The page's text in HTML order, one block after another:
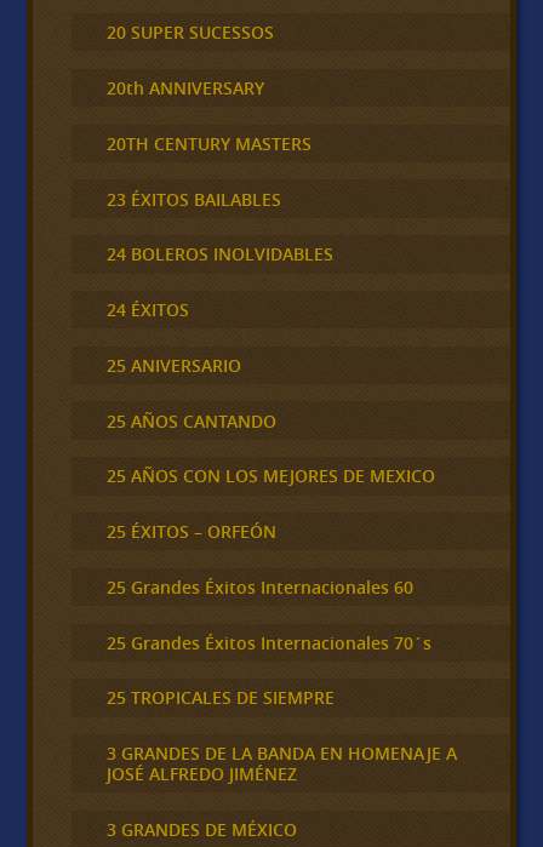
20 SUPER SUCESSOS
20th ANNIVERSARY
20TH CENTURY MASTERS
23 ÉXITOS BAILABLES
24 BOLEROS INOLVIDABLES
24 ÉXITOS
25 ANIVERSARIO
25 AÑOS CANTANDO
25 AÑOS CON LOS MEJORES DE MEXICO
25 ÉXITOS – ORFEÓN
25 Grandes Éxitos Internacionales 60
25 Grandes Éxitos Internacionales 70´s
25 TROPICALES DE SIEMPRE
3 GRANDES DE LA BANDA EN HOMENAJE A
JOSÉ ALFREDO JIMÉNEZ
3 GRANDES DE MÉXICO